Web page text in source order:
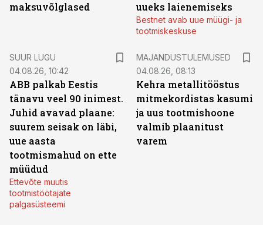
maksuvõlglased
uueks laienemiseks
Bestnet avab uue müügi- ja
tootmiskeskuse
SUUR LUGU
04.08.26, 10:42
ABB palkab Eestis
tänavu veel 90 inimest.
Juhid avavad plaane:
suurem seisak on läbi,
uue aasta
tootmismahud on ette
müüdud
Ettevõte muutis
tootmistöötajate
palgasüsteemi
MAJANDUSTULEMUSED
04.08.26, 08:13
Kehra metallitööstus
mitmekordistas kasumi
ja uus tootmishoone
valmib plaanitust
varem